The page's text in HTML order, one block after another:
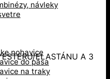
návleky
nohavice
do pása
na traky
ELASTÁNU A 3